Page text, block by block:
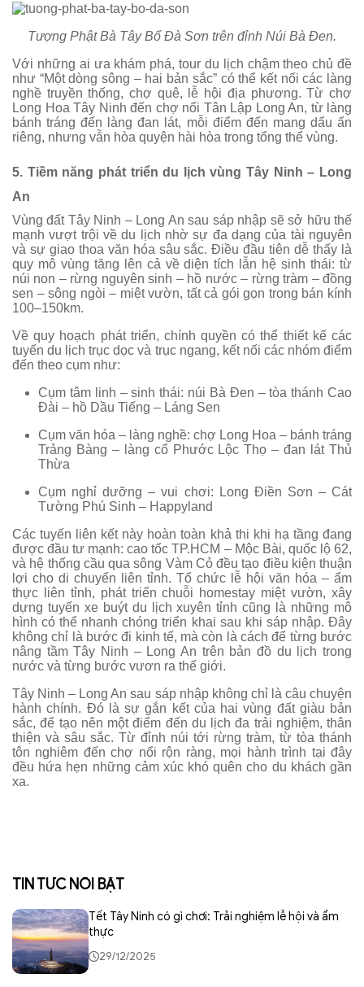
Tượng Phật Bà Tây Bổ Đà Sơn trên đỉnh Núi Bà Đen.
Với những ai ưa khám phá, tour du lịch chậm theo chủ đề
như “Một dòng sông – hai bản sắc” có thể kết nối các làng
nghề truyền thống, chợ quê, lễ hội địa phương. Từ chợ
Long Hoa Tây Ninh đến chợ nổi Tân Lập Long An, từ làng
bánh tráng đến làng đan lát, mỗi điểm đến mang dấu ấn
riêng, nhưng vẫn hòa quyện hài hòa trong tổng thể vùng.
5. Tiềm năng phát triển du lịch vùng Tây Ninh – Long
An
Vùng đất Tây Ninh – Long An sau sáp nhập sẽ sở hữu thế
mạnh vượt trội về du lịch nhờ sự đa dạng của tài nguyên
và sự giao thoa văn hóa sâu sắc. Điều đầu tiên dễ thấy là
quy mô vùng tăng lên cả về diện tích lẫn hệ sinh thái: từ
núi non – rừng nguyên sinh – hồ nước – rừng tràm – đồng
sen – sông ngòi – miệt vườn, tất cả gói gọn trong bán kính
100–150km.
Về quy hoạch phát triển, chính quyền có thể thiết kế các
tuyến du lịch trục dọc và trục ngang, kết nối các nhóm điểm
đến theo cụm như:
Cụm tâm linh – sinh thái: núi Bà Đen – tòa thánh Cao
Đài – hồ Dầu Tiếng – Láng Sen
Cụm văn hóa – làng nghề: chợ Long Hoa – bánh tráng
Trảng Bàng – làng cổ Phước Lộc Thọ – đan lát Thủ
Thừa
Cụm nghỉ dưỡng – vui chơi: Long Điền Sơn – Cát
Tường Phú Sinh – Happyland
Các tuyến liên kết này hoàn toàn khả thi khi hạ tầng đang
được đầu tư mạnh: cao tốc TP.HCM – Mộc Bài, quốc lộ 62,
và hệ thống cầu qua sông Vàm Cỏ đều tạo điều kiện thuận
lợi cho di chuyển liên tỉnh. Tổ chức lễ hội văn hóa – ẩm
thực liên tỉnh, phát triển chuỗi homestay miệt vườn, xây
dựng tuyến xe buýt du lịch xuyên tỉnh cũng là những mô
hình có thể nhanh chóng triển khai sau khi sáp nhập. Đây
không chỉ là bước đi kinh tế, mà còn là cách để từng bước
nâng tầm Tây Ninh – Long An trên bản đồ du lịch trong
nước và từng bước vươn ra thế giới.
Tây Ninh – Long An sau sáp nhập không chỉ là câu chuyện
hành chính. Đó là sự gắn kết của hai vùng đất giàu bản
sắc, để tạo nên một điểm đến du lịch đa trải nghiệm, thân
thiện và sâu sắc. Từ đỉnh núi tới rừng tràm, từ tòa thánh
tôn nghiêm đến chợ nổi rộn ràng, mọi hành trình tại đây
đều hứa hẹn những cảm xúc khó quên cho du khách gần
xa.
TIN TỨC NỔI BẬT
Tết Tây Ninh có gì chơi: Trải nghiệm lễ hội và ẩm
thực
29/12/2025